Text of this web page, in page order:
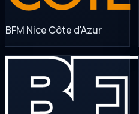
BFM Nice Côte d'Azur